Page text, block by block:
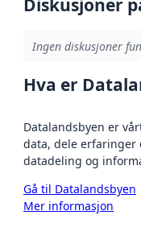
Diskusjoner
Ingen diskusjoner
Hva er
Datalandsbyen er
data, dele erfaringer
datadeling og
Gå til Datalandsbyen
Mer informasjon